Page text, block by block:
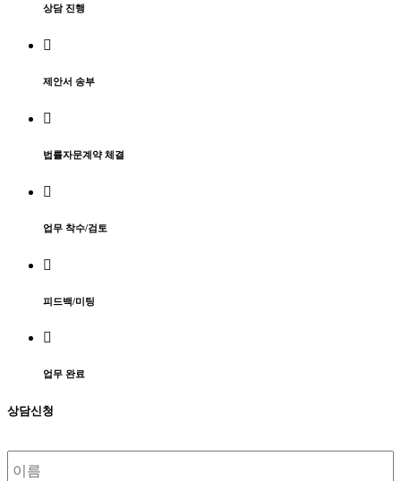
상담 진행
제안서 송부
법률자문계약 체결
업무 착수/검토
피드백/미팅
업무 완료
상담신청
성
함